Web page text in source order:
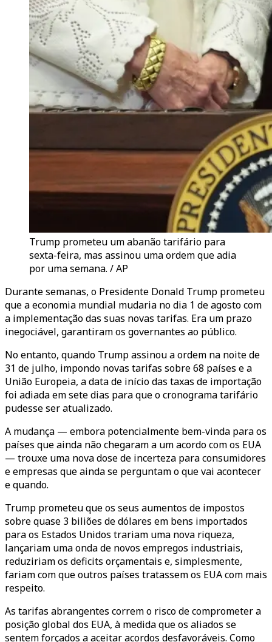
Trump prometeu um abanão tarifário para
sexta-feira, mas assinou uma ordem que adia
por uma semana. / AP
Durante semanas, o Presidente Donald Trump prometeu
que a economia mundial mudaria no dia 1 de agosto com
a implementação das suas novas tarifas. Era um prazo
inegociável, garantiram os governantes ao público.
No entanto, quando Trump assinou a ordem na noite de
31 de julho, impondo novas tarifas sobre 68 países e a
União Europeia, a data de início das taxas de importação
foi adiada em sete dias para que o cronograma tarifário
pudesse ser atualizado.
A mudança — embora potencialmente bem-vinda para os
países que ainda não chegaram a um acordo com os EUA
— trouxe uma nova dose de incerteza para consumidores
e empresas que ainda se perguntam o que vai acontecer
e quando.
Trump prometeu que os seus aumentos de impostos
sobre quase 3 biliões de dólares em bens importados
para os Estados Unidos trariam uma nova riqueza,
lançariam uma onda de novos empregos industriais,
reduziriam os deficits orçamentais e, simplesmente,
fariam com que outros países tratassem os EUA com mais
respeito.
As tarifas abrangentes correm o risco de comprometer a
posição global dos EUA, à medida que os aliados se
sentem forçados a aceitar acordos desfavoráveis. Como